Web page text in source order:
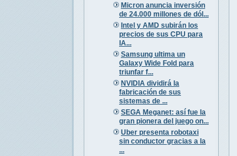
Micron anuncia inversión
de 24.000 millones de dól...
Intel y AMD subirán los
precios de sus CPU para
IA...
Samsung ultima un
Galaxy Wide Fold para
triunfar f...
NVIDIA dividirá la
fabricación de sus
sistemas de ...
SEGA Meganet: así fue la
gran pionera del juego on...
Uber presenta robotaxi
sin conductor gracias a la
...